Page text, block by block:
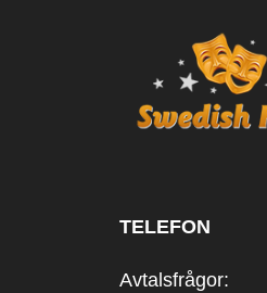
TELEFON
Avtalsfrågor: